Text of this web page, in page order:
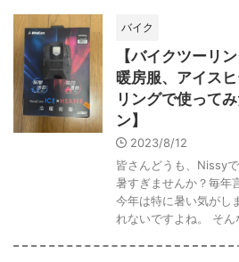
バイク
【バイクツーリ
暖房服、アイス
リングで使って
ン】
2023/8/12
皆さんどうも、Nissy
暑すぎませんか？毎年
今年は特に暑い気がし
れないですよね。 そ